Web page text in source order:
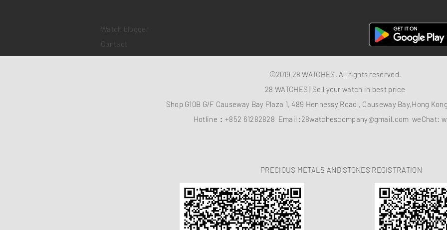
Watch blogger
Contact
©2019 28 WATCHES. All rights reserved.
28 WATCHES | Sell your watch in best price
Shop G10B G/F Causeway Bay Plaza 1, 489 Hennessy Road , Causeway Bay,Hong Kong
Hotline：+852 61282828 Email : 28watchescompany@gmail.com weChat:
PRECIOUS METALS AND STONES REGISTRATION